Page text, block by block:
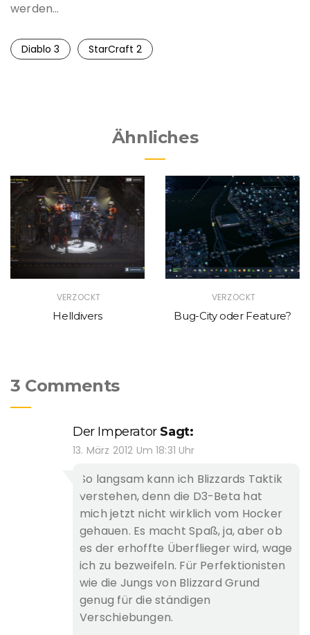
werden…
Diablo 3 StarCraft 2
Ähnliches
VERZOCKT
Helldivers
VERZOCKT
Bug-City oder Feature?
3 Comments
Der Imperator Sagt:
13. März 2012 Um 18:31 Uhr
So langsam kann ich Blizzards Taktik
verstehen, denn die D3-Beta hat
mich jetzt nicht wirklich vom Hocker
gehauen. Es macht Spaß, ja, aber ob
es der erhoffte Überflieger wird, wage
ich zu bezweifeln. Für Perfektionisten
wie die Jungs von Blizzard Grund
genug für die ständigen
Verschiebungen.